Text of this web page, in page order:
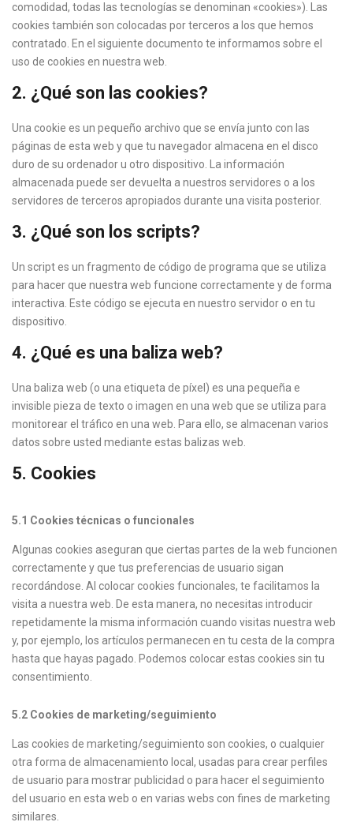
comodidad, todas las tecnologías se denominan «cookies»). Las
cookies también son colocadas por terceros a los que hemos
contratado. En el siguiente documento te informamos sobre el
uso de cookies en nuestra web.
2. ¿Qué son las cookies?
Una cookie es un pequeño archivo que se envía junto con las
páginas de esta web y que tu navegador almacena en el disco
duro de su ordenador u otro dispositivo. La información
almacenada puede ser devuelta a nuestros servidores o a los
servidores de terceros apropiados durante una visita posterior.
3. ¿Qué son los scripts?
Un script es un fragmento de código de programa que se utiliza
para hacer que nuestra web funcione correctamente y de forma
interactiva. Este código se ejecuta en nuestro servidor o en tu
dispositivo.
4. ¿Qué es una baliza web?
Una baliza web (o una etiqueta de píxel) es una pequeña e
invisible pieza de texto o imagen en una web que se utiliza para
monitorear el tráfico en una web. Para ello, se almacenan varios
datos sobre usted mediante estas balizas web.
5. Cookies
5.1 Cookies técnicas o funcionales
Algunas cookies aseguran que ciertas partes de la web funcionen
correctamente y que tus preferencias de usuario sigan
recordándose. Al colocar cookies funcionales, te facilitamos la
visita a nuestra web. De esta manera, no necesitas introducir
repetidamente la misma información cuando visitas nuestra web
y, por ejemplo, los artículos permanecen en tu cesta de la compra
hasta que hayas pagado. Podemos colocar estas cookies sin tu
consentimiento.
5.2 Cookies de marketing/seguimiento
Las cookies de marketing/seguimiento son cookies, o cualquier
otra forma de almacenamiento local, usadas para crear perfiles
de usuario para mostrar publicidad o para hacer el seguimiento
del usuario en esta web o en varias webs con fines de marketing
similares.